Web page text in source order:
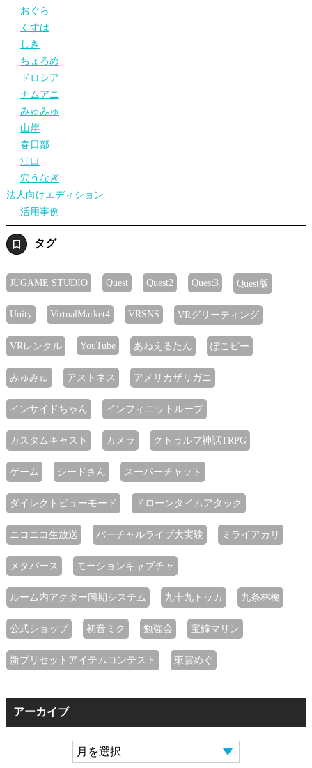
おぐら
くすは
しき
ちょろめ
ドロシア
ナムアニ
みゅみゅ
山岸
春日部
江口
穴うなぎ
法人向けエディション
活用事例
タグ
JUGAME STUDIO Quest Quest2 Quest3 Quest版
Unity VirtualMarket4 VRSNS VRグリーティング
VRレンタル YouTube あねえるたん ぽこピー
みゅみゅ アストネス アメリカザリガニ
インサイドちゃん インフィニットループ
カスタムキャスト カメラ クトゥルフ神話TRPG
ゲーム シードさん スーパーチャット
ダイレクトビューモード ドローンタイムアタック
ニコニコ生放送 バーチャルライブ大実験 ミライアカリ
メタバース モーションキャプチャ
ルーム内アクター同期システム 九十九トッカ 九条林檎
公式ショップ 初音ミク 勉強会 宝鐘マリン
新プリセットアイテムコンテスト 東雲めぐ
アーカイブ